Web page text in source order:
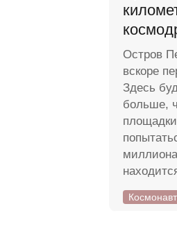
Остров
вскоре
Здесь
больше,